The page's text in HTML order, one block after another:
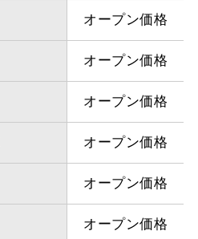
オープン価格
オープン価格
オープン価格
オープン価格
オープン価格
オープン価格